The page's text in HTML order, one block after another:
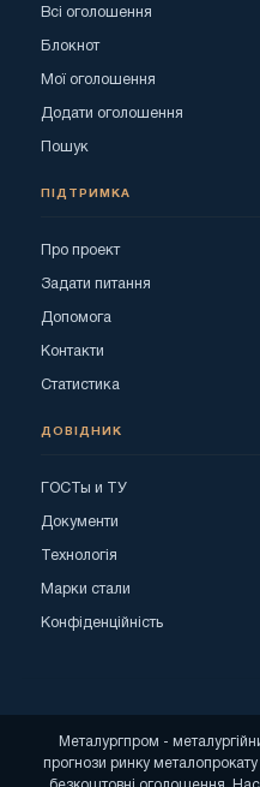
Всі оголошення
Блокнот
Мої оголошення
Додати оголошення
Пошук
ПІДТРИМКА
Про проект
Задати питання
Допомога
Контакти
Статистика
ДОВІДНИК
ГОСТы и ТУ
Документи
Технологія
Марки стали
Конфіденційність
Металургпром -
прогнози ринку